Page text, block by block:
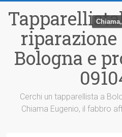
contenuto
Bologna e
Cerchi un tapparellista a
Chiama Eugenio, il fabbro